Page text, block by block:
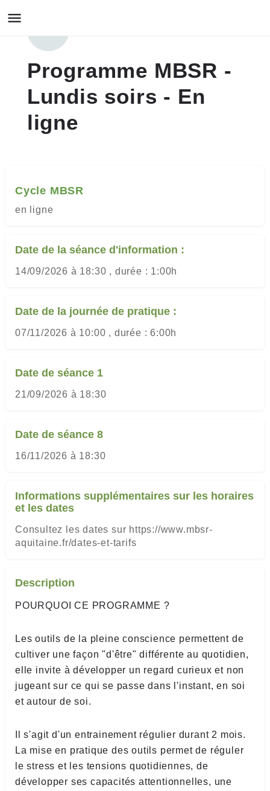
Programme MBSR -
Lundis soirs - En
ligne
Cycle MBSR
en ligne
Date de la séance d'information :
14/09/2026 à 18:30 , durée : 1:00h
Date de la journée de pratique :
07/11/2026 à 10:00 , durée : 6:00h
Date de séance 1
21/09/2026 à 18:30
Date de séance 8
16/11/2026 à 18:30
Informations supplémentaires sur les horaires
et les dates
Consultez les dates sur https://www.mbsr-
aquitaine.fr/dates-et-tarifs
Description
POURQUOI CE PROGRAMME ?
Les outils de la pleine conscience permettent de
cultiver une façon "d'être" différente au quotidien,
elle invite à développer un regard curieux et non
jugeant sur ce qui se passe dans l'instant, en soi
et autour de soi.
Il s'agit d'un entrainement régulier durant 2 mois.
La mise en pratique des outils permet de réguler
le stress et les tensions quotidiennes, de
développer ses capacités attentionnelles, une